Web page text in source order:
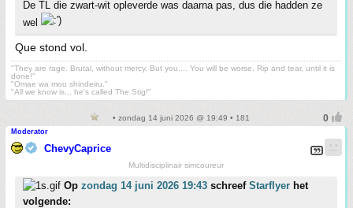
De TL die zwart-wit opleverde was daarna pas, dus die hadden ze
wel
Que stond vol.
"They are rage. Brutal, without mercy. But you.... You will be worse. Rip and tear, until it is
done!"
"Omae wa mou shindeiru."
"All we know is... he's called The Stig!"
• zondag 14 juni 2026 @ 19:49 • 181
Moderator
ChevyCaprice
Multidisciplinair simcoureur
Op zondag 14 juni 2026 19:43 schreef Starflyer het
volgende: